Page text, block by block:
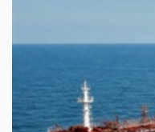
tài